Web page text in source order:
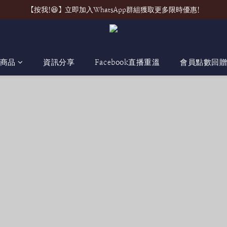
【按我!😆】立即加入WhatsApp群組獲取更多限時優惠!
品 資訊分享 Facebook直播重溫 會員點數回